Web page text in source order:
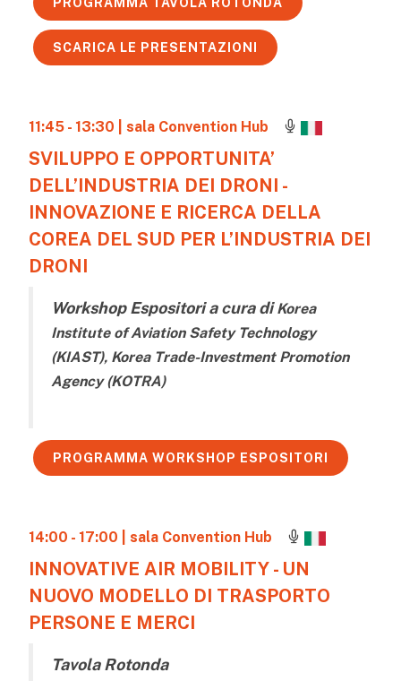
SCARICA LE PRESENTAZIONI
11:45 - 13:30 | sala Convention Hub
SVILUPPO E OPPORTUNITA’
DELL’INDUSTRIA DEI DRONI -
INNOVAZIONE E RICERCA DELLA
COREA DEL SUD PER L’INDUSTRIA DEI
DRONI
Workshop Espositori a cura diKorea
Institute of Aviation Safety Technology
(KIAST), Korea Trade-Investment Promotion
Agency (KOTRA)
PROGRAMMA WORKSHOP ESPOSITORI
14:00 - 17:00 | sala Convention Hub
INNOVATIVE AIR MOBILITY - UN
NUOVO MODELLO DI TRASPORTO
PERSONE E MERCI
Tavola Rotonda